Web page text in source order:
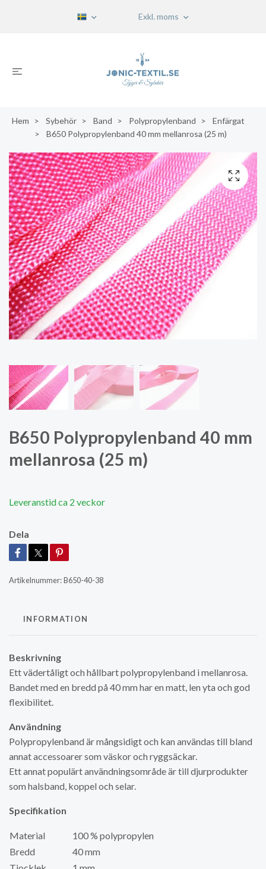
Exkl. moms
Hem Sybehör Band Polypropylenband
Enfärgat
B650 Polypropylenband 40 mm mellanrosa (25 m)
B650 Polypropylenband 40 mm
mellanrosa (25 m)
Leveranstid ca 2 veckor
Dela
Artikelnummer:B650-40-38
INFORMATION
Beskrivning
Ett vädertåligt och hållbart polypropylenband i mellanrosa.
Bandet med en bredd på 40 mm har en matt, len yta och god
flexibilitet.
Användning
Polypropylenband är mångsidigt och kan användas till bland
annat accessoarer som väskor och ryggsäckar.
Ett annat populärt användningsområde är till djurprodukter
som halsband, koppel och selar.
Specifikation
Material
100 % polypropylen
Bredd
40 mm